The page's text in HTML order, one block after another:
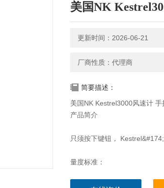
美国NK
更新时间：2026-06-21
厂商性质：代理商
简要描述：
美国NK Kestrel3000风速计 手
产品简介
只须按下键钮，
量度标准：